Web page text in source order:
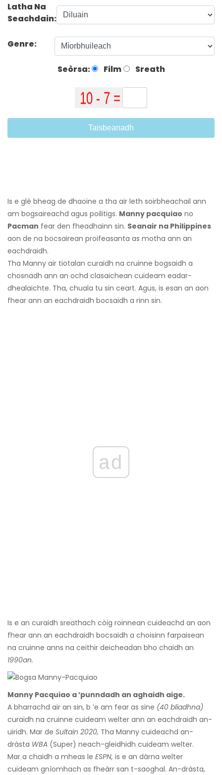
Latha Na
Seachdain:
Genre:
Seòrsa: Film Sreath
Taisbeanadh
Is e glè bheag de dhaoine a tha air leth soirbheachail ann
am bogsaireachd agus poilitigs. Manny pacquiao no
Pacman fear den fheadhainn sin. Seanair na Philippines
aon de na bocsairean proifeasanta as motha ann an
eachdraidh.
Tha Manny air tiotalan curaidh na cruinne bogsaidh a
chosnadh ann an ochd clasaichean cuideam eadar-
dhealaichte. Tha, chuala tu sin ceart. Agus, is esan an aon
fhear ann an eachdraidh bocsaidh a rinn sin.
ad
Is e an curaidh sreathach còig roinnean cuideachd an aon
fhear ann an eachdraidh bocsaidh a choisinn farpaisean
na cruinne anns na ceithir deicheadan bho chaidh an
1990an.
Manny Pacquiao a ’punndadh an aghaidh aige.
A bharrachd air an sin, b ’e am fear as sine (40 bliadhna)
curaidh na cruinne cuideam welter ann an eachdraidh an-
uiridh. Mar de Sultain 2020, Tha Manny cuideachd an-
dràsta WBA (Super) neach-gleidhidh cuideam welter.
Mar a chaidh a mheas le ESPN, is e an dàrna welter
cuideam gnìomhach as fheàrr san t-saoghal. An-dràsta,